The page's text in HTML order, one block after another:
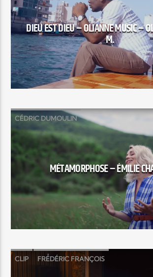
DIEU EST DIEU – OLIANNE MUSIC –
M.
CÉDRIC DUMOULIN
ÉGLISE DE LA VICTOIRE DU QUÉBEC
ÉMILIE CHARETTE MÉTAMORPHOSE
MÉTAMORPHOSE – ÉMILIE
CLIP FRÉDÉRIC FRANÇOIS